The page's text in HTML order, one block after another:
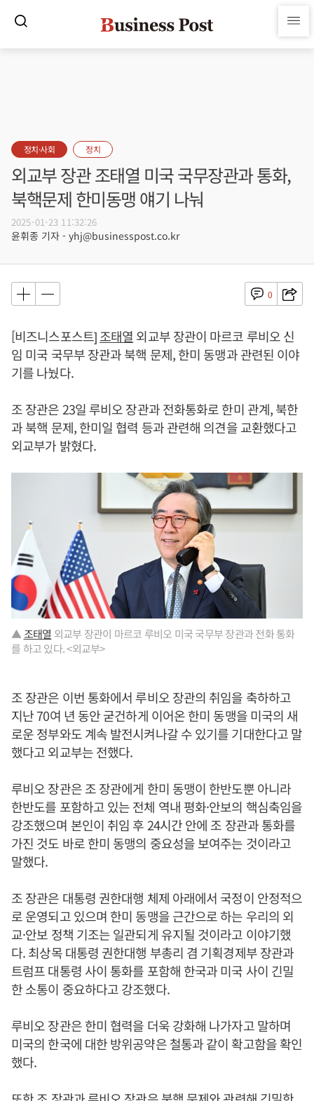
정치·사회 정치
외교부 장관 조태열 미국 국무장관과 통화,
북핵문제 한미동맹 얘기 나눠
2025-01-23 11:32:26
윤휘종 기자 - yhj@businesspost.co.kr
0
[비즈니스포스트]조태열 외교부 장관이 마르코 루비오 신
임 미국 국무부 장관과 북핵 문제, 한미 동맹과 관련된 이야
기를 나눴다.
조 장관은 23일 루비오 장관과 전화통화로 한미 관계, 북한
과 북핵 문제, 한미일 협력 등과 관련해 의견을 교환했다고
외교부가 밝혔다.
▲조태열 외교부 장관이 마르코 루비오 미국 국무부 장관과 전화 통화
를 하고 있다. <외교부>
조 장관은 이번 통화에서 루비오 장관의 취임을 축하하고
지난 70여 년 동안 굳건하게 이어온 한미 동맹을 미국의 새
로운 정부와도 계속 발전시켜나갈 수 있기를 기대한다고 말
했다고 외교부는 전했다.
루비오 장관은 조 장관에게 한미 동맹이 한반도뿐 아니라
한반도를 포함하고 있는 전체 역내 평화·안보의 핵심축임을
강조했으며 본인이 취임 후 24시간 안에 조 장관과 통화를
가진 것도 바로 한미 동맹의 중요성을 보여주는 것이라고
말했다.
조 장관은 대통령 권한대행 체제 아래에서 국정이 안정적으
로 운영되고 있으며 한미 동맹을 근간으로 하는 우리의 외
교·안보 정책 기조는 일관되게 유지될 것이라고 이야기했
다. 최상목 대통령 권한대행 부총리 겸 기획경제부 장관과
트럼프 대통령 사이 통화를 포함해 한국과 미국 사이 긴밀
한 소통이 중요하다고 강조했다.
루비오 장관은 한미 협력을 더욱 강화해 나가자고 말하며
미국의 한국에 대한 방위공약은 철통과 같이 확고함을 확인
했다.